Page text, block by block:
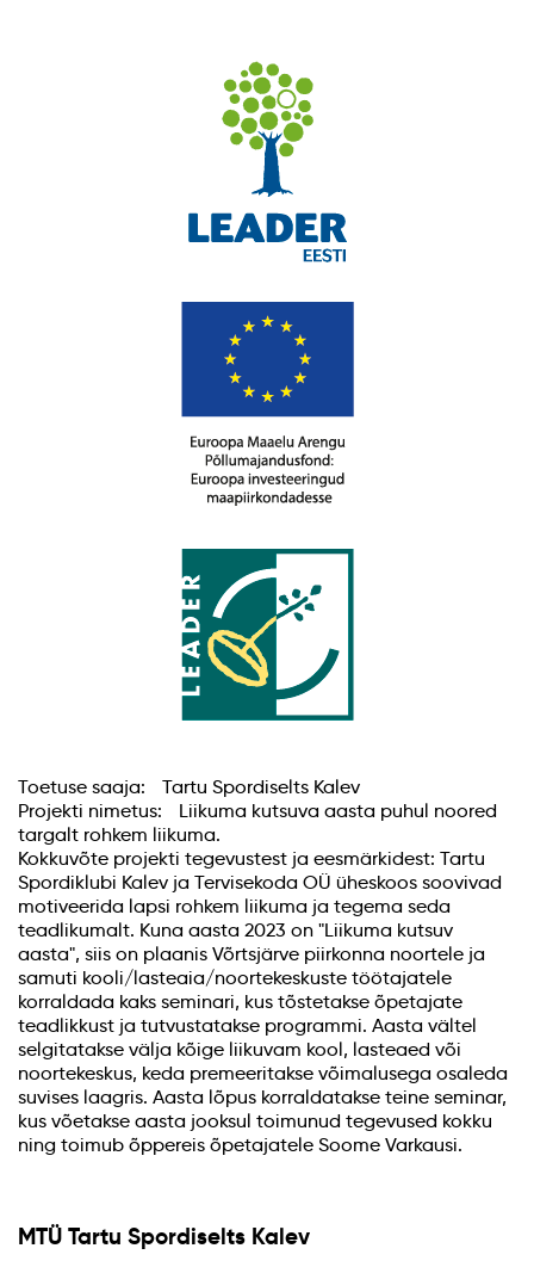
Toetuse saaja: Tartu Spordiselts Kalev
Projekti nimetus: Liikuma kutsuva aasta puhul noored
targalt rohkem liikuma.
Kokkuvõte projekti tegevustest ja eesmärkidest: Tartu
Spordiklubi Kalev ja Tervisekoda OÜ üheskoos soovivad
motiveerida lapsi rohkem liikuma ja tegema seda
teadlikumalt. Kuna aasta 2023 on "Liikuma kutsuv
aasta", siis on plaanis Võrtsjärve piirkonna noortele ja
samuti kooli/lasteaia/noortekeskuste töötajatele
korraldada kaks seminari, kus tõstetakse õpetajate
teadlikkust ja tutvustatakse programmi. Aasta vältel
selgitatakse välja kõige liikuvam kool, lasteaed või
noortekeskus, keda premeeritakse võimalusega osaleda
suvises laagris. Aasta lõpus korraldatakse teine seminar,
kus võetakse aasta jooksul toimunud tegevused kokku
ning toimub õppereis õpetajatele Soome Varkausi.
MTÜ Tartu Spordiselts Kalev